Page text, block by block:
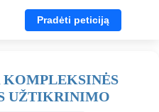
Pradėti peticiją
UŽTIKRINIMO